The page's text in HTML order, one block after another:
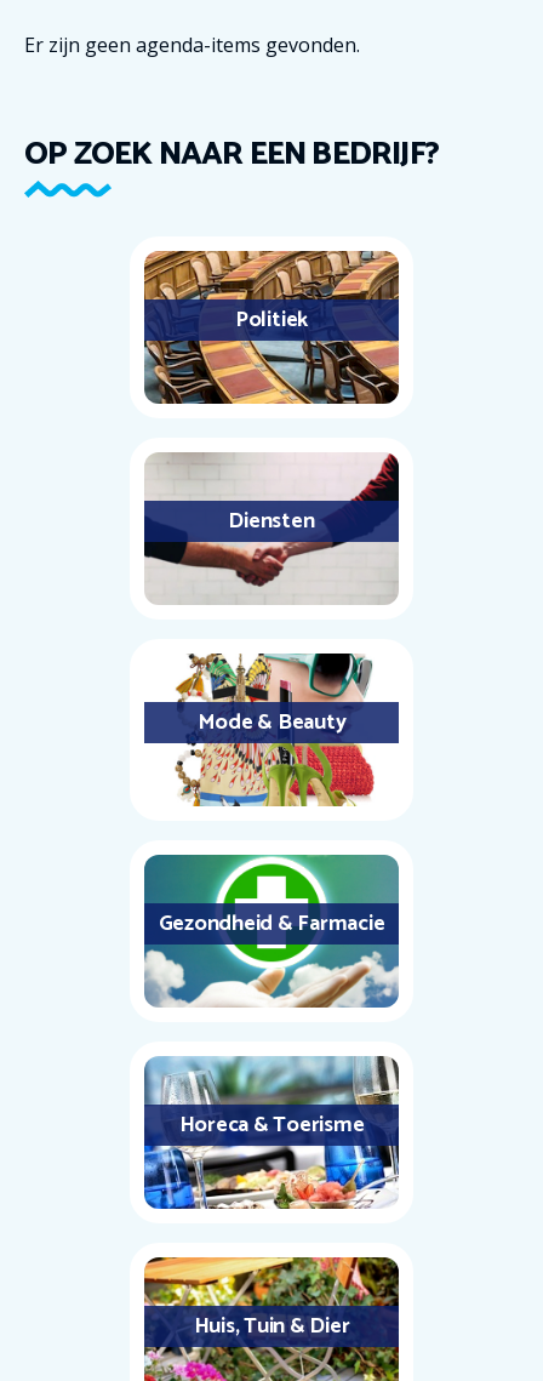
Er zijn geen agenda-items gevonden.
OP ZOEK NAAR EEN BEDRIJF?
Politiek
Diensten
Mode & Beauty
Gezondheid & Farmacie
Horeca & Toerisme
Huis, Tuin & Dier